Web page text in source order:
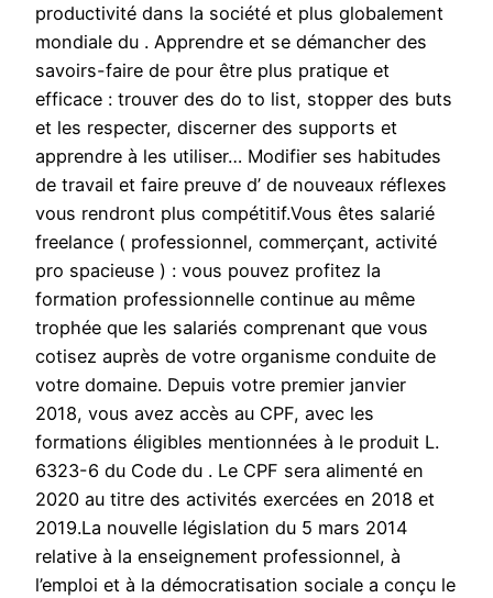
productivité dans la société et plus globalement
mondiale du . Apprendre et se démancher des
savoirs-faire de pour être plus pratique et
efficace : trouver des do to list, stopper des buts
et les respecter, discerner des supports et
apprendre à les utiliser… Modifier ses habitudes
de travail et faire preuve d’ de nouveaux réflexes
vous rendront plus compétitif.Vous êtes salarié
freelance ( professionnel, commerçant, activité
pro spacieuse ) : vous pouvez profitez la
formation professionnelle continue au même
trophée que les salariés comprenant que vous
cotisez auprès de votre organisme conduite de
votre domaine. Depuis votre premier janvier
2018, vous avez accès au CPF, avec les
formations éligibles mentionnées à le produit L.
6323-6 du Code du . Le CPF sera alimenté en
2020 au titre des activités exercées en 2018 et
2019.La nouvelle législation du 5 mars 2014
relative à la enseignement professionnel, à
l’emploi et à la démocratisation sociale a conçu le